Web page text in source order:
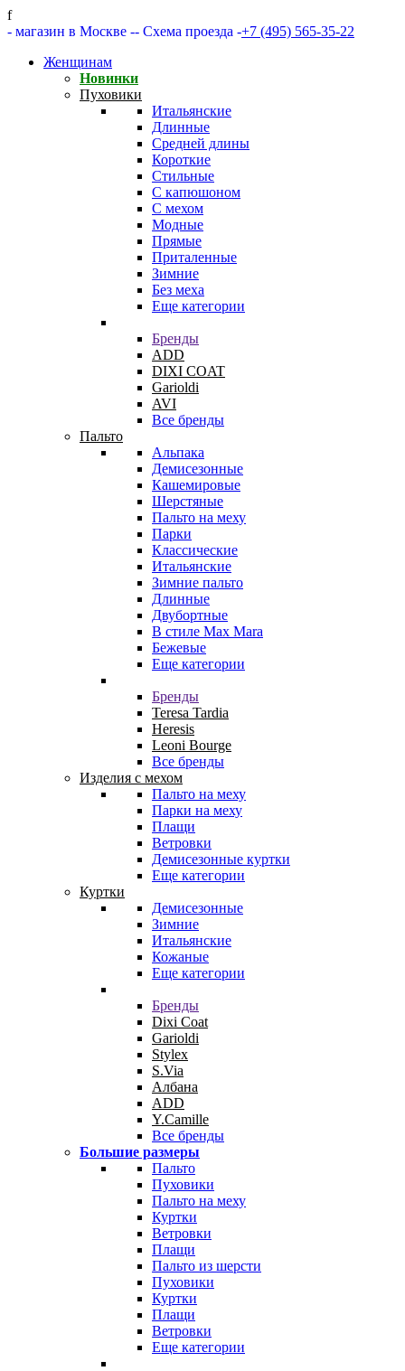
f
- магазин в Москве -- Схема проезда -+7 (495) 565-35-22
Женщинам
Новинки
Пуховики
Итальянские
Длинные
Средней длины
Короткие
Стильные
С капюшоном
С мехом
Модные
Прямые
Приталенные
Зимние
Без меха
Еще категории
Бренды
ADD
DIXI COAT
Garioldi
AVI
Все бренды
Пальто
Альпака
Демисезонные
Кашемировые
Шерстяные
Пальто на меху
Парки
Классические
Итальянские
Зимние пальто
Длинные
Двубортные
В стиле Max Mara
Бежевые
Еще категории
Бренды
Teresa Tardia
Heresis
Leoni Bourge
Все бренды
Изделия с мехом
Пальто на меху
Парки на меху
Плащи
Ветровки
Демисезонные куртки
Еще категории
Куртки
Демисезонные
Зимние
Итальянские
Кожаные
Еще категории
Бренды
Dixi Coat
Garioldi
Stylex
S.Via
Албана
ADD
Y.Camille
Все бренды
Большие размеры
Пальто
Пуховики
Пальто на меху
Куртки
Ветровки
Плащи
Пальто из шерсти
Пуховики
Куртки
Плащи
Ветровки
Еще категории